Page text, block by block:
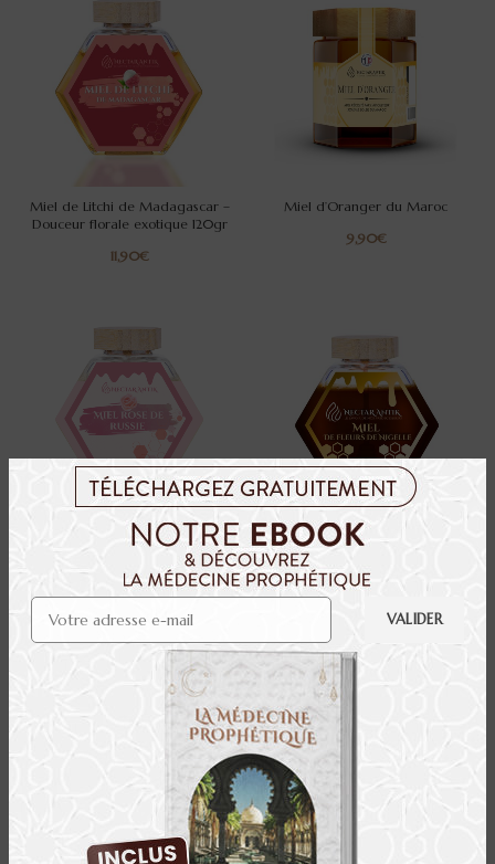
Miel de Litchi de Madagascar –
Douceur florale exotique 120gr
€
Miel d’Oranger du Maroc
€
MIEL ROSE DE RUSSIE
5.0/5 (7 avis)
€
Miel de Nigelle d’Égypte
MIEL BLANC DU KIRGHIZISTAN MIEL SIDR YEMEN